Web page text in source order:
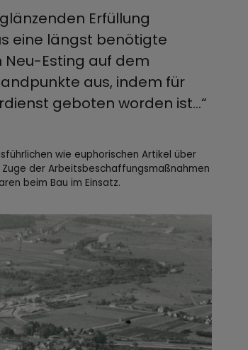
Erfüllung
eine längst benötigte
Esting auf dem
aus, indem für
geboten worden ist…“
wie euphorischen Artikel über
der Arbeitsbeschaffungsmaßnahmen
beim Bau im Einsatz.